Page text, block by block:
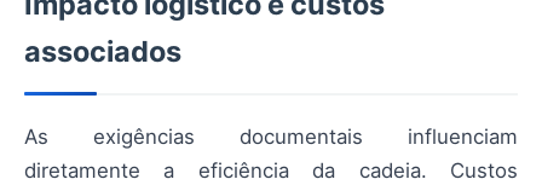
associados
As exigências documentais influenciam
diretamente a eficiência da cadeia. Custos